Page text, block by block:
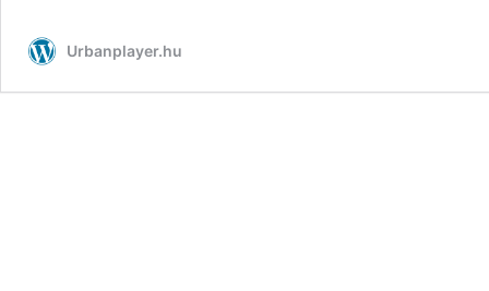
Urbanplayer.hu